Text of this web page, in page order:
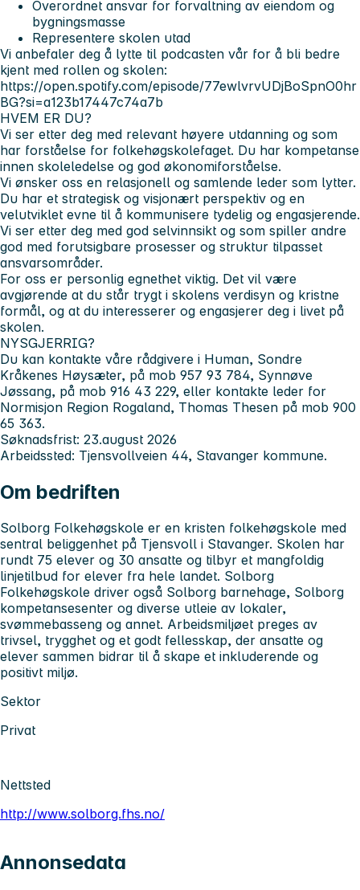
Overordnet ansvar for forvaltning av eiendom og
bygningsmasse
Representere skolen utad
Vi anbefaler deg å lytte til podcasten vår for å bli bedre
kjent med rollen og skolen:
https://open.spotify.com/episode/77ewlvrvUDjBoSpnO0hr
BG?si=a123b17447c74a7b
HVEM ER DU?
Vi ser etter deg med relevant høyere utdanning og som
har forståelse for folkehøgskolefaget. Du har kompetanse
innen skoleledelse og god økonomiforståelse.
Vi ønsker oss en relasjonell og samlende leder som lytter.
Du har et strategisk og visjonært perspektiv og en
velutviklet evne til å kommunisere tydelig og engasjerende.
Vi ser etter deg med god selvinnsikt og som spiller andre
god med forutsigbare prosesser og struktur tilpasset
ansvarsområder.
For oss er personlig egnethet viktig. Det vil være
avgjørende at du står trygt i skolens verdisyn og kristne
formål, og at du interesserer og engasjerer deg i livet på
skolen.
NYSGJERRIG?
Du kan kontakte våre rådgivere i Human, Sondre
Kråkenes Høysæter, på mob 957 93 784, Synnøve
Jøssang, på mob 916 43 229, eller kontakte leder for
Normisjon Region Rogaland, Thomas Thesen på mob 900
65 363.
Søknadsfrist: 23.august 2026
Arbeidssted: Tjensvollveien 44, Stavanger kommune.
Om bedriften
Solborg Folkehøgskole er en kristen folkehøgskole med
sentral beliggenhet på Tjensvoll i Stavanger. Skolen har
rundt 75 elever og 30 ansatte og tilbyr et mangfoldig
linjetilbud for elever fra hele landet. Solborg
Folkehøgskole driver også Solborg barnehage, Solborg
kompetansesenter og diverse utleie av lokaler,
svømmebasseng og annet. Arbeidsmiljøet preges av
trivsel, trygghet og et godt fellesskap, der ansatte og
elever sammen bidrar til å skape et inkluderende og
positivt miljø.
Sektor
Privat
Nettsted
http://www.solborg.fhs.no/
Annonsedata